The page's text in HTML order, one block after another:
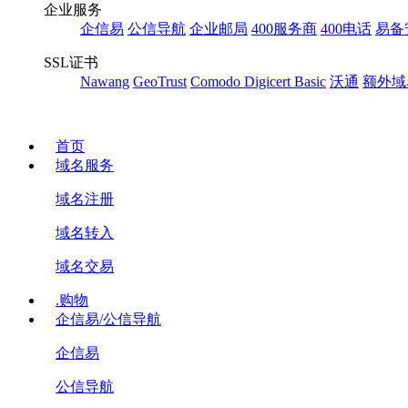
企业服务
企信易 公信导航 企业邮局 400服务商 400电话 易备
SSL证书
Nawang GeoTrust Comodo Digicert Basic 沃通 额外域
首页
域名服务
域名注册
域名转入
域名交易
.购物
企信易/公信导航
企信易
公信导航